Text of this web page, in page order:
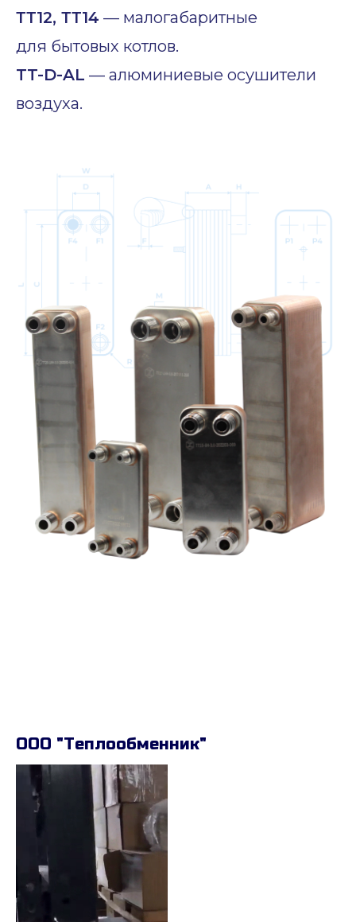
ТТ12, ТТ14 — малогабаритные
для бытовых котлов.
TT-D-AL — алюминиевые осушители
воздуха.
ООО "Теплообменник"